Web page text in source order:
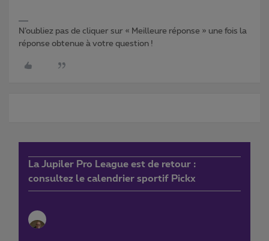
N’oubliez pas de cliquer sur « Meilleure réponse » une fois la
réponse obtenue à votre question !
La Jupiler Pro League est de retour :
consultez le calendrier sportif Pickx